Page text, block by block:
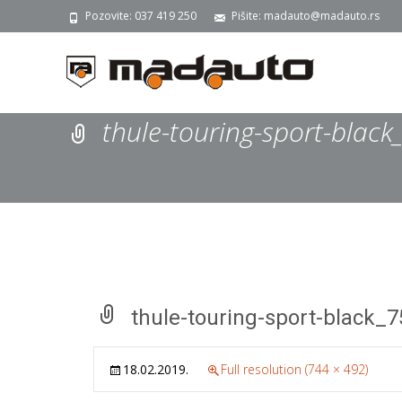
Pozovite: 037 419 250 Pišite: madauto@madauto.rs
thule-touring-sport-
thule-touring-sport-
18.02.2019. Full resolution (744 × 492)